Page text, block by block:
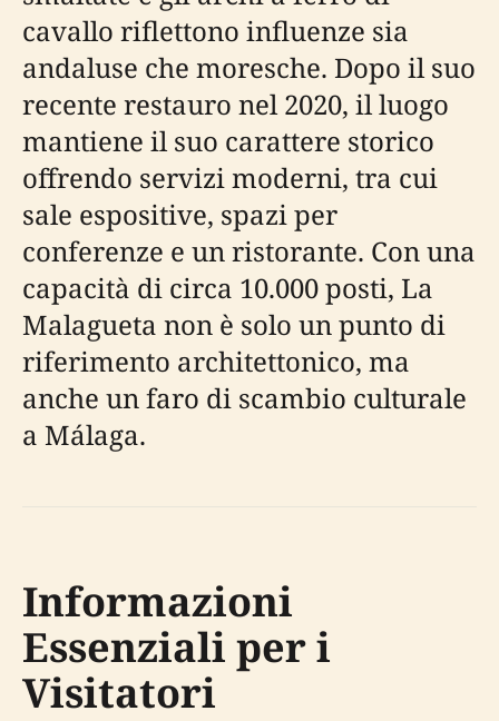
cavallo riflettono influenze sia
andaluse che moresche. Dopo il suo
recente restauro nel 2020, il luogo
mantiene il suo carattere storico
offrendo servizi moderni, tra cui
sale espositive, spazi per
conferenze e un ristorante. Con una
capacità di circa 10.000 posti, La
Malagueta non è solo un punto di
riferimento architettonico, ma
anche un faro di scambio culturale
a Málaga.
Informazioni
Essenziali per i
Visitatori